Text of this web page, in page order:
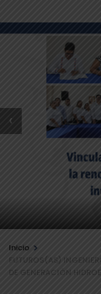
‹
Inicio >
FUTUROS(AS)
DE GENERACIÓN